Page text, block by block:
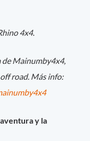
4x4.
de Mainumby4x4,
road. Más info:
y la